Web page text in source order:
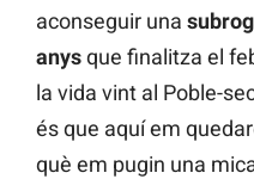
aconseguir una
anysque finalitza el
la vida vint al Poble-
és que aquí em
què em pugin una